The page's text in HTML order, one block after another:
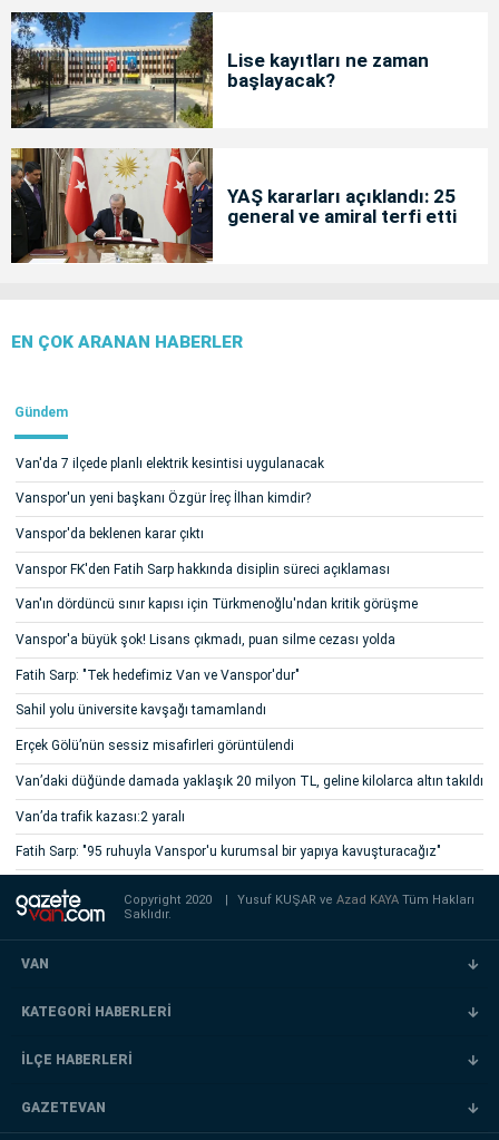
Lise kayıtları ne zaman
başlayacak?
YAŞ kararları açıklandı: 25
general ve amiral terfi etti
EN ÇOK ARANAN HABERLER
Gündem
Van'da 7 ilçede planlı elektrik kesintisi uygulanacak
Vanspor'un yeni başkanı Özgür İreç İlhan kimdir?
Vanspor'da beklenen karar çıktı
Vanspor FK'den Fatih Sarp hakkında disiplin süreci açıklaması
Van'ın dördüncü sınır kapısı için Türkmenoğlu'ndan kritik görüşme
Vanspor'a büyük şok! Lisans çıkmadı, puan silme cezası yolda
Fatih Sarp: "Tek hedefimiz Van ve Vanspor'dur"
Sahil yolu üniversite kavşağı tamamlandı
Erçek Gölü’nün sessiz misafirleri görüntülendi
Van’daki düğünde damada yaklaşık 20 milyon TL, geline kilolarca altın takıldı
Van’da trafik kazası:2 yaralı
Fatih Sarp: "95 ruhuyla Vanspor'u kurumsal bir yapıya kavuşturacağız"
Copyright 2020 | Yusuf KUŞAR veAzad KAYATüm Hakları
Saklıdır.
VAN
KATEGORİ HABERLERİ
İLÇE HABERLERİ
GAZETEVAN